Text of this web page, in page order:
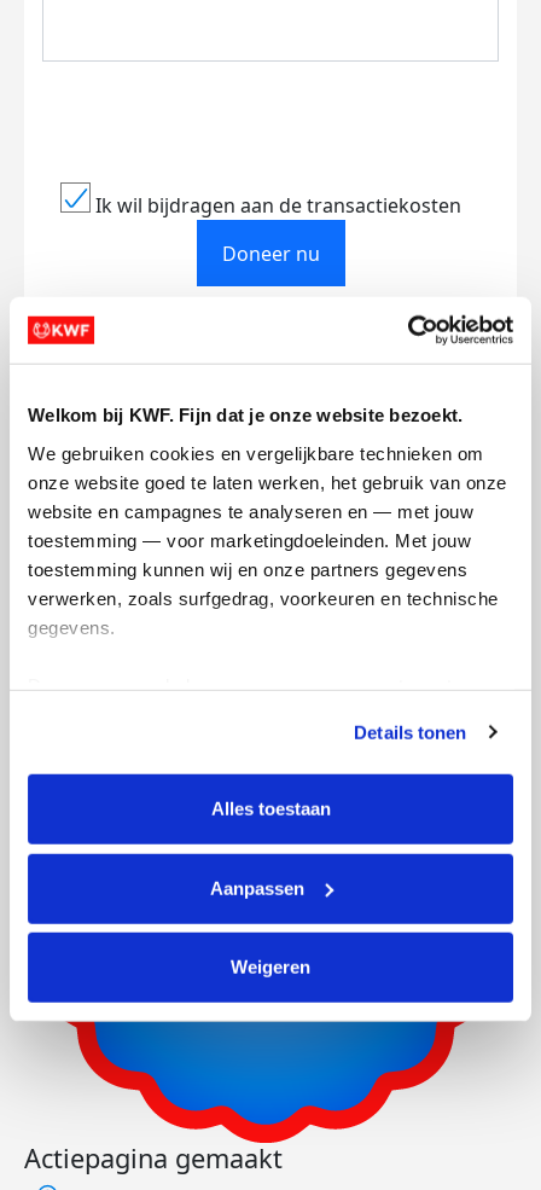
Welkom bij KWF. Fijn dat je onze website bezoekt.
We gebruiken cookies en vergelijkbare technieken om
onze website goed te laten werken, het gebruik van onze
website en campagnes te analyseren en — met jouw
toestemming — voor marketingdoeleinden. Met jouw
toestemming kunnen wij en onze partners gegevens
verwerken, zoals surfgedrag, voorkeuren en technische
gegevens.
tonen. Je kunt je toestemming op elk moment wijzigen of
intrekken via Cookie instellingen onderaan de pagina. De
lijst met cookies is te vinden in het tabblad “details”.
Details tonen
Alles toestaan
Aanpassen
Weigeren
Ik wil bijdragen aan de transactiekosten
Doneer nu
Opgehaald Streefbedrag
Doneer
Babette's badges
Actiepagina gemaakt